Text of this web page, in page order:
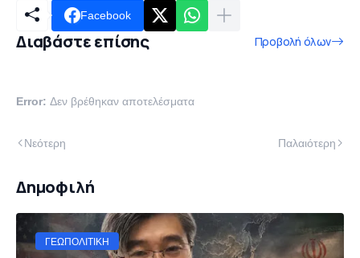
Facebook
Διαβάστε επίσης Προβολή όλων
Error: Δεν βρέθηκαν αποτελέσματα
Νεότερη Παλαιότερη
Δημοφιλή
ΓΕΩΠΟΛΙΤΙΚΉ